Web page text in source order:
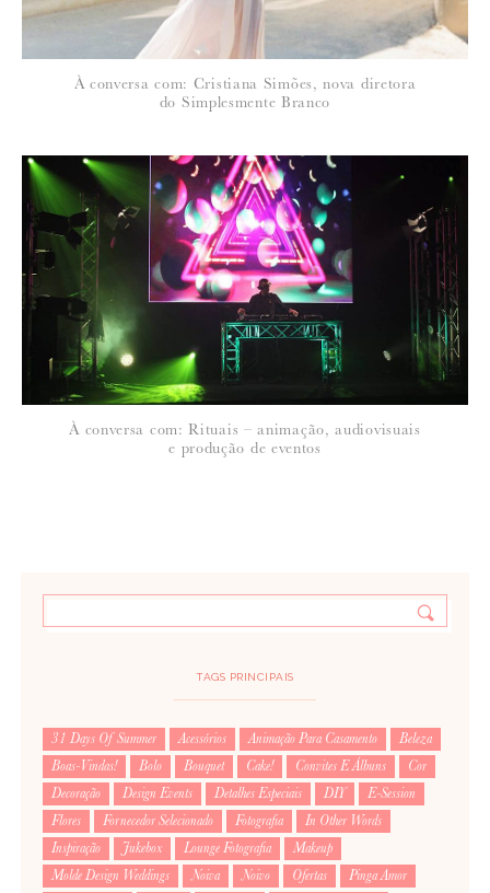
À conversa com: Cristiana Simões, nova diretora
do Simplesmente Branco
À conversa com: Rituais – animação, audiovisuais
e produção de eventos
TAGS PRINCIPAIS
31 Days Of Summer Acessórios Animação Para Casamento
Beleza
Boas-Vindas!
Bolo Bouquet Cake! Convites E Álbuns
Cor
Decoração
Design Events Detalhes Especiais DIY
E-Session
Flores
Fornecedor Selecionado Fotografia
In Other Words
Inspiração
Jukebox Lounge Fotografia
Makeup
Molde Design Weddings
Noiva Noivo Ofertas
Pinga Amor